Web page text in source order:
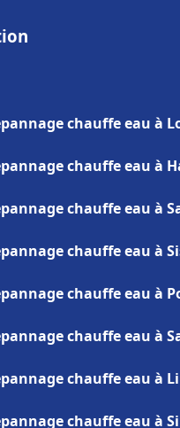
chauffe eau à
chauffe eau à
chauffe eau à
chauffe eau à
chauffe eau à
chauffe eau à
chauffe eau à
chauffe eau à